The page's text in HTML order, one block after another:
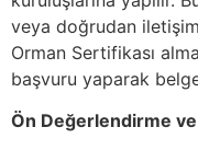
veya doğrudan
Orman Sertifikası
başvuru yaparak
Ön Değerlendirme